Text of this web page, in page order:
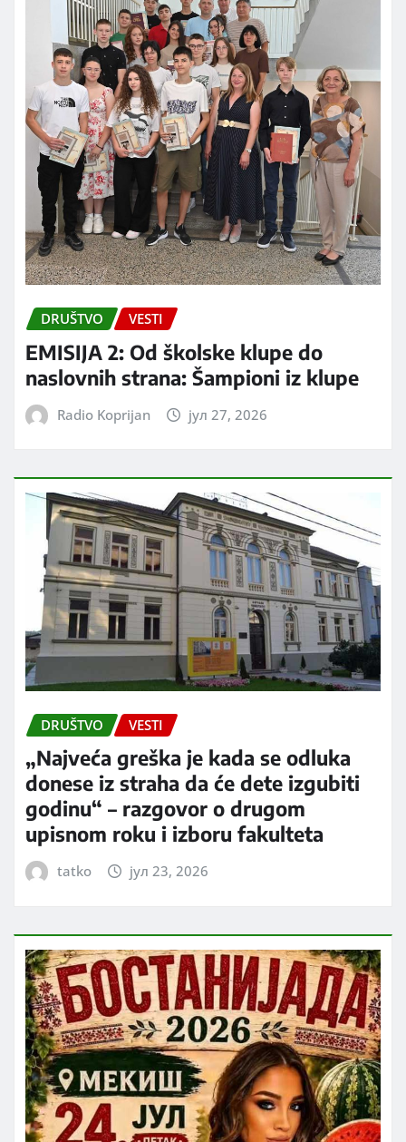
DRUŠTVO VESTI
EMISIJA 2: Od školske klupe do
naslovnih strana: Šampioni iz klupe
Radio Koprijan јул 27, 2026
DRUŠTVO VESTI
„Najveća greška je kada se odluka
donese iz straha da će dete izgubiti
godinu“ – razgovor o drugom
upisnom roku i izboru fakulteta
tatko јул 23, 2026